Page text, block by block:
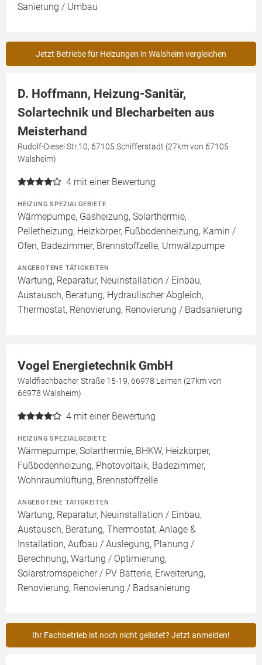
Sanierung / Umbau
Jetzt Betriebe für Heizungen in Walsheim vergleichen
D. Hoffmann, Heizung-Sanitär,
Solartechnik und Blecharbeiten aus
Meisterhand
Rudolf-Diesel Str.10, 67105 Schifferstadt (27km von 67105
Walsheim)
4 mit einer Bewertung
HEIZUNG SPEZIALGEBIETE
Wärmepumpe, Gasheizung, Solarthermie,
Pelletheizung, Heizkörper, Fußbodenheizung, Kamin /
Ofen, Badezimmer, Brennstoffzelle, Umwälzpumpe
ANGEBOTENE TÄTIGKEITEN
Wartung, Reparatur, Neuinstallation / Einbau,
Austausch, Beratung, Hydraulischer Abgleich,
Thermostat, Renovierung, Renovierung / Badsanierung
Vogel Energietechnik GmbH
Waldfischbacher Straße 15-19, 66978 Leimen (27km von
66978 Walsheim)
4 mit einer Bewertung
HEIZUNG SPEZIALGEBIETE
Wärmepumpe, Solarthermie, BHKW, Heizkörper,
Fußbodenheizung, Photovoltaik, Badezimmer,
Wohnraumlüftung, Brennstoffzelle
ANGEBOTENE TÄTIGKEITEN
Wartung, Reparatur, Neuinstallation / Einbau,
Austausch, Beratung, Thermostat, Anlage &
Installation, Aufbau / Auslegung, Planung /
Berechnung, Wartung / Optimierung,
Solarstromspeicher / PV Batterie, Erweiterung,
Renovierung, Renovierung / Badsanierung
Ihr Fachbetrieb ist noch nicht gelistet? Jetzt anmelden!